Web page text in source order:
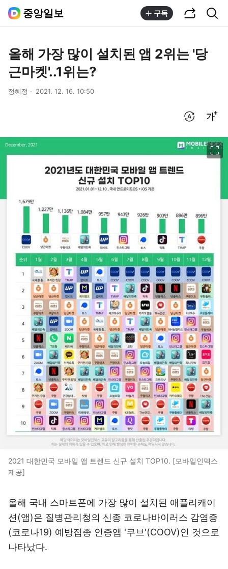
중앙일보 구독
올해 가장 많이 설치된 앱 2위는 '당
근마켓'..1위는?
정혜정 2021. 12. 16. 10:50
2021 대한민국 모바일 앱 트렌드 신규 설치 TOP10. [모바일인덱스
제공]
올해 국내 스마트폰에 가장 많이 설치된 애플리캐이
션(앱)은 질병관리청의 신종 코로나바이러스 감염증
(코로나19) 예방접종 인증앱 '쿠브'(COOV)인 것으로
나타났다.